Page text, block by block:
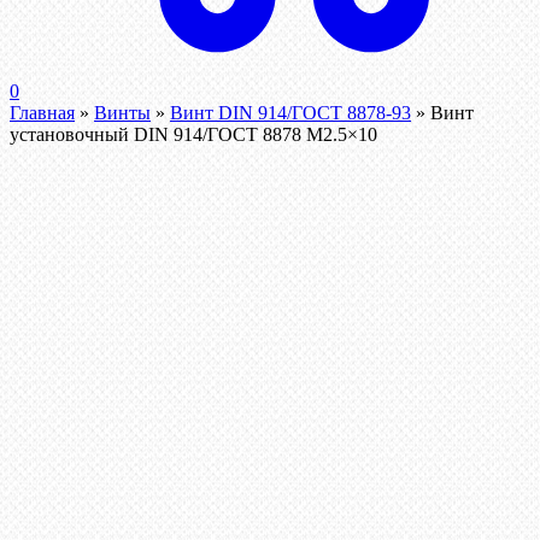
0
Главная » Винты » Винт DIN 914/ГОСТ 8878-93 » Винт
установочный DIN 914/ГОСТ 8878 M2.5×10